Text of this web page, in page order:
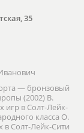
35
— бронзовый
(2002) В.
игр в Солт-Лейк-
класса О.
в Солт-Лейк-Сити